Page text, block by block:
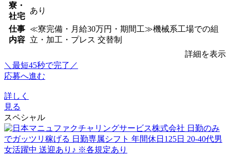
寮・
社宅
あり
仕事
内容
≪寮完備・月給30万円・期間工≫機械系工場での組
立・加工・プレス 交替制
詳細を表示
＼最短45秒で完了／
応募へ進む
詳しく
見る
スペシャル